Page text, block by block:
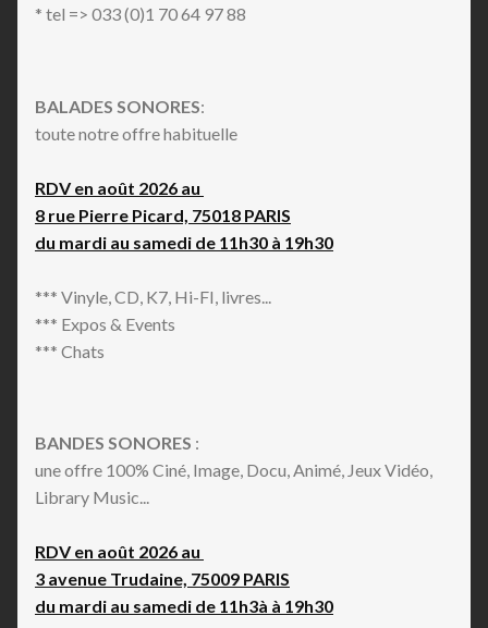
* tel => 033 (0)1 70 64 97 88
BALADES SONORES:
toute notre offre habituelle
RDV en août 2026 au
8 rue Pierre Picard, 75018 PARIS
du mardi au samedi de 11h30 à 19h30
*** Vinyle, CD, K7, Hi-FI, livres...
*** Expos & Events
*** Chats
BANDES SONORES :
une offre 100% Ciné, Image, Docu, Animé, Jeux Vidéo,
Library Music...
RDV en août 2026 au
3 avenue Trudaine, 75009 PARIS
du mardi au samedi de 11h3à à 19h30